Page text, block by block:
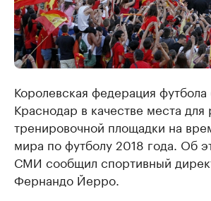
Королевская федерация футбола
Краснодар в качестве места
тренировочной площадки на
мира по футболу 2018 года. Об
СМИ сообщил спортивный
Фернандо Йерро.